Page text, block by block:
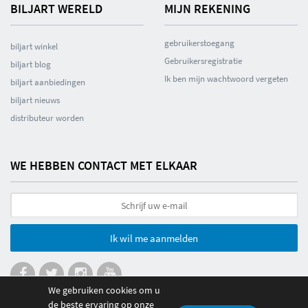
BILJART WERELD
biljart winkel
biljart blog
biljart aanbiedingen
biljart nieuws
distributeur worden
MIJN REKENING
gebruikerstoegang
Gebruikersregistratie
Ik ben mijn wachtwoord vergeten
WE HEBBEN CONTACT MET ELKAAR
Ik wil me aanmelden
We gebruiken cookies om u
de beste ervaring op onze